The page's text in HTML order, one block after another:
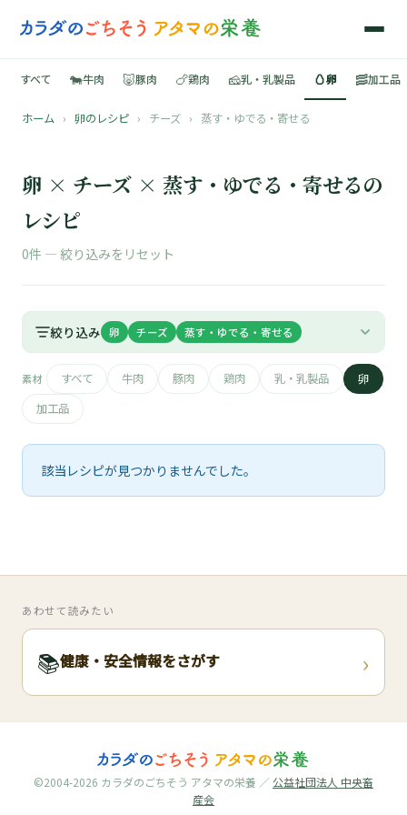
📚
🐷
🧀
🥓
すべて 🐄牛肉 🐷豚肉 🍗鶏肉 🧀乳・乳製品 🥚卵 🥓加工品
ホーム › 卵のレシピ › チーズ › 蒸す・ゆでる・寄せる
卵 × チーズ × 蒸す・ゆでる・寄せるの
レシピ
0件 — 絞り込みをリセット
絞り込み 卵 チーズ 蒸す・ゆでる・寄せる
素材 すべて 牛肉 豚肉 鶏肉 乳・乳製品
卵
加工品
該当レシピが見つかりませんでした。
あわせて読みたい
📚健康・安全情報をさがす ›
©2004-2026 カラダのごちそう アタマの栄養 ／公益社団法人 中央畜
産会